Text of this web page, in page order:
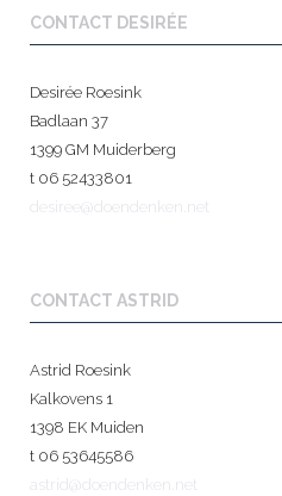
CONTACT DESIRÉE
Desirée Roesink
Badlaan 37
1399 GM Muiderberg
t 06 52433801
desiree@doendenken.net
CONTACT ASTRID
Astrid Roesink
Kalkovens 1
1398 EK Muiden
t 06 53645586
astrid@doendenken.net